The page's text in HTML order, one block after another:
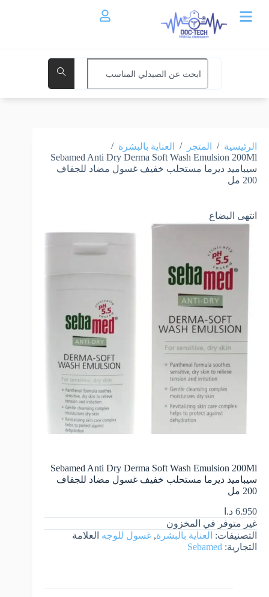
الرئيسية / المتجر / العناية بالبشرة /
Sebamed Anti Dry Derma Soft Wash Emulsion 200Ml
سيباميد ديرما مستحلب خفيف غسول مضاد للجفاف
200 مل
انتهى البضاع
Sebamed Anti Dry Derma Soft Wash Emulsion 200Ml
سيباميد ديرما مستحلب خفيف غسول مضاد للجفاف
200 مل
6.950 د.ا
غير متوفر في المخزون
التصنيفات: العناية بالبشرة, غسول للوجه العلامة
التجارية: Sebamed